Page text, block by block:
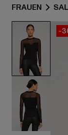
FRAUEN
-